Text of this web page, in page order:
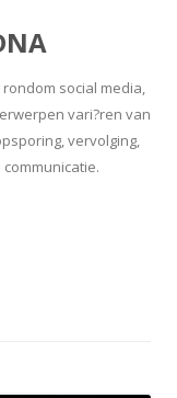
social media,
vari?ren van
vervolging,